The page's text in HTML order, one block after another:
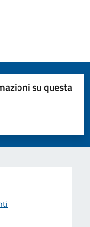
su questa